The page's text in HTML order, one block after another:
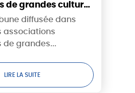
de grandes cultures
tandis que les
la puissance
t-elle enfin du
diffusée dans
associations
de grandes...
LIRE LA SUITE